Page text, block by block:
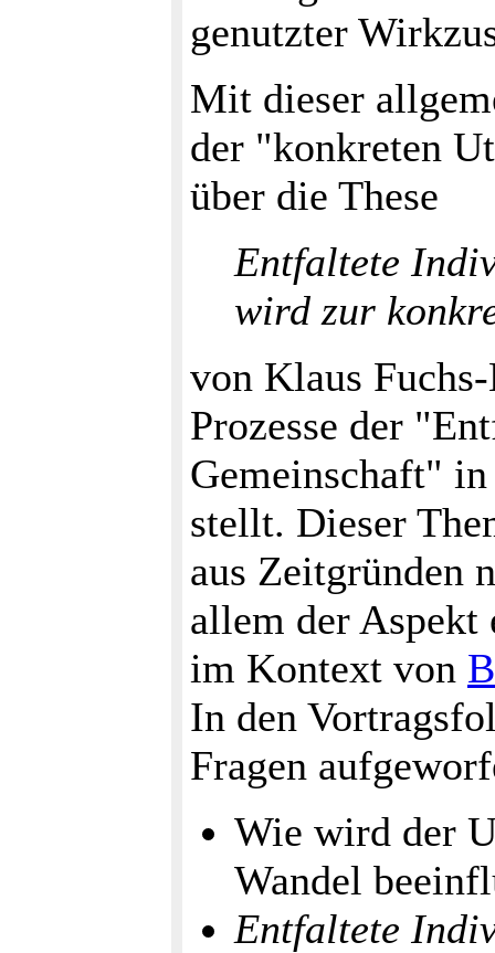
genutzter
Mit dieser
der "konkreten
über die These
Entfaltete
wird zur
von Klaus
Prozesse der
Gemeinschaft"
stellt. Dieser
aus Zeitgründen
allem der
im Kontext von
In den
Fragen
Wie wird der
Wandel
Entfaltete